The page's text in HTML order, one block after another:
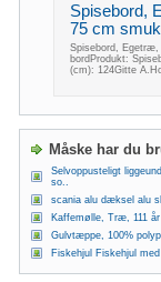
Spisebord,
75 cm
Spisebord,
bordProdukt:
(cm): 124Gitte
Måske har du
Selvoppusteligt
so..
scania alu dæksel alu
Kaffemølle, Træ, 111
Gulvtæppe, 100%
Fiskehjul Fiskehjul